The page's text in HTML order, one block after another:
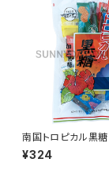
南国トロピカル黒
本舗垣乃花
¥324